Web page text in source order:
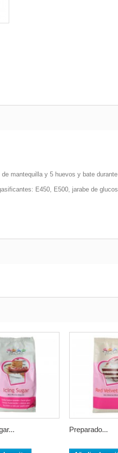
mantequilla y 5 huevos y bate
E450, E500, jarabe de
Preparado...